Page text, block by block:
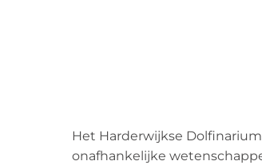
Het Harderwijkse
onafhankelijke